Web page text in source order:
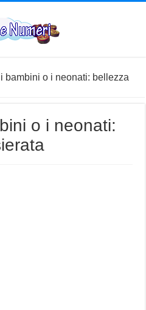
bambini o i neonati: bellezza
o i neonati: